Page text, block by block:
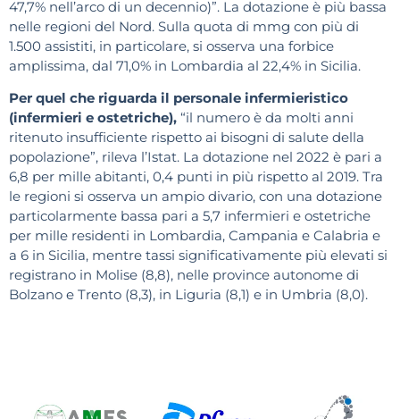
47,7% nell’arco di un decennio)”. La dotazione è più bassa
nelle regioni del Nord. Sulla quota di mmg con più di
1.500 assistiti, in particolare, si osserva una forbice
amplissima, dal 71,0% in Lombardia al 22,4% in Sicilia.
Per quel che riguarda il personale infermieristico
(infermieri e ostetriche), “il numero è da molti anni
ritenuto insufficiente rispetto ai bisogni di salute della
popolazione”, rileva l’Istat. La dotazione nel 2022 è pari a
6,8 per mille abitanti, 0,4 punti in più rispetto al 2019. Tra
le regioni si osserva un ampio divario, con una dotazione
particolarmente bassa pari a 5,7 infermieri e ostetriche
per mille residenti in Lombardia, Campania e Calabria e
a 6 in Sicilia, mentre tassi significativamente più elevati si
registrano in Molise (8,8), nelle province autonome di
Bolzano e Trento (8,3), in Liguria (8,1) e in Umbria (8,0).